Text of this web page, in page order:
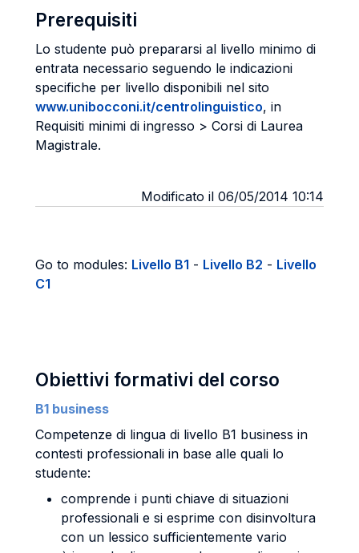
Prerequisiti
Lo studente può prepararsi al livello minimo di
entrata necessario seguendo le indicazioni
specifiche per livello disponibili nel sito
www.unibocconi.it/centrolinguistico, in
Requisiti minimi di ingresso > Corsi di Laurea
Magistrale.
Modificato il 06/05/2014 10:14
Go to modules: Livello B1 - Livello B2 - Livello
C1
Obiettivi formativi del corso
B1 business
Competenze di lingua di livello B1 business in
contesti professionali in base alle quali lo
studente:
comprende i punti chiave di situazioni
professionali e si esprime con disinvoltura
con un lessico sufficientemente vario